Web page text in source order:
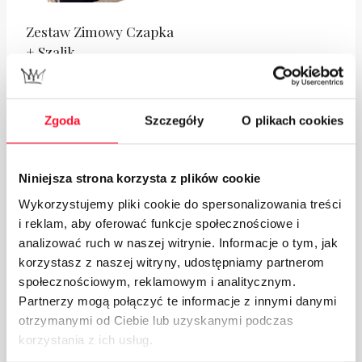
Zgoda Szczegóły O plikach cookies
Niniejsza strona korzysta z plików cookie
Wykorzystujemy pliki cookie do spersonalizowania treści
i reklam, aby oferować funkcje społecznościowe i
analizować ruch w naszej witrynie. Informacje o tym, jak
korzystasz z naszej witryny, udostępniamy partnerom
społecznościowym, reklamowym i analitycznym.
Partnerzy mogą połączyć te informacje z innymi danymi
otrzymanymi od Ciebie lub uzyskanymi podczas
korzystania z ich usług.
Zestaw Zimowy Czapka
+ Szalik
169.00
Dodaj do koszyka
Podobne Produkty